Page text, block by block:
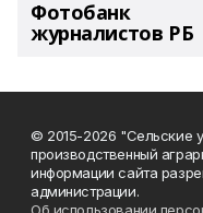
Фотобанк
журналистов РБ
© 2015-2026 "Сельские
производственный
информации сайта
администрации.